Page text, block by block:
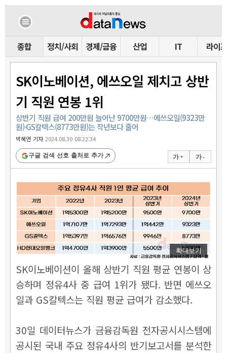
종합 정치/사회 경제/금융 산업 IT 라이프
SK이노베이션, 에쓰오일 제치고 상반
기 직원 연봉 1위
상반기 직원 급여 200만원 늘어난 9700만원…에쓰오일(9323만
원)·GS칼텍스(8773만원)는 작년보다 줄어
박혜연 기자2024.08.30 08:22:34
가 + 가 -
구글 검색 선호 출처로 추가
확대보기
SK이노베이션이 올해 상반기 직원 평균 연봉이 상
승하며 정유4사 중 급여 1위가 됐다. 반면 에쓰오
일과 GS칼텍스는 직원 평균 급여가 감소했다.
30일 데이터뉴스가 금융감독원 전자공시시스템에
공시된 국내 주요 정유4사의 반기보고서를 분석한